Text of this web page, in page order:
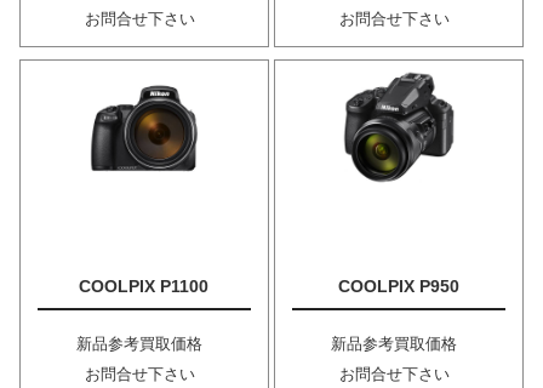
お問合せ下さい
お問合せ下さい
COOLPIX P1100
新品参考買取価格
お問合せ下さい
COOLPIX P950
新品参考買取価格
お問合せ下さい